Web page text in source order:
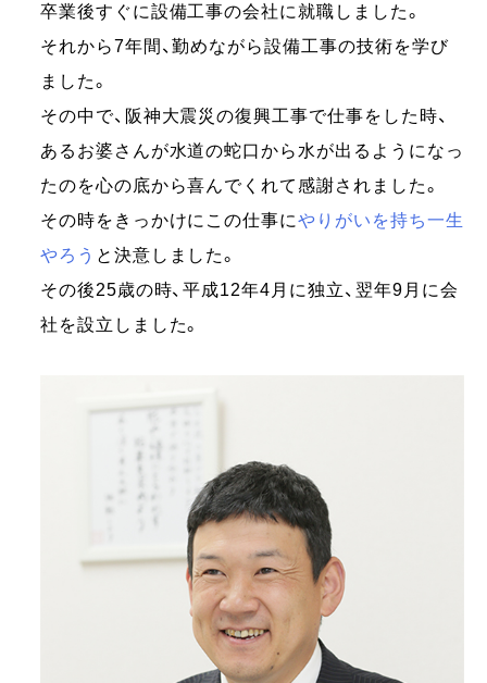
卒業後すぐに設備工事の会社に就職しました。
それから7年間、勤めながら設備工事の技術を学び
ました。
その中で、阪神大震災の復興工事で仕事をした時、
あるお婆さんが水道の蛇口から水が出るようになっ
たのを心の底から喜んでくれて感謝されました。
その時をきっかけにこの仕事にやりがいを持ち一生
やろう と決意しました。
その後25歳の時、平成12年4月に独立、翌年9月に会
社を設立しました。